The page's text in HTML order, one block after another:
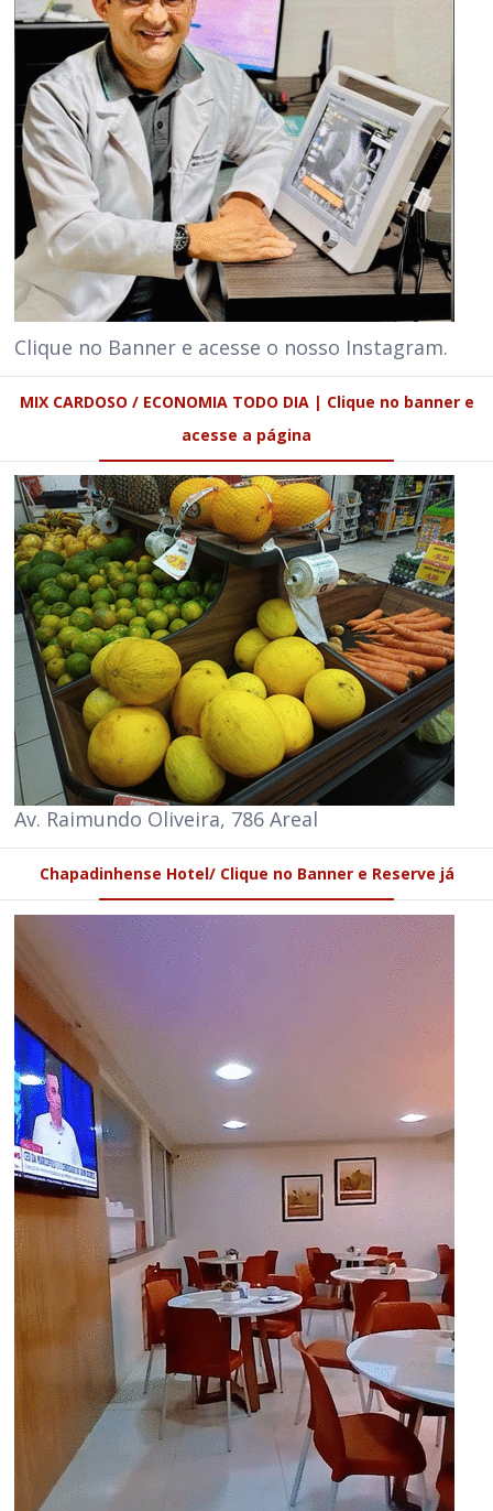
Clique no Banner e acesse o nosso Instagram.
MIX CARDOSO / ECONOMIA TODO DIA | Clique no banner e
acesse a página
Av. Raimundo Oliveira, 786 Areal
Chapadinhense Hotel/ Clique no Banner e Reserve já